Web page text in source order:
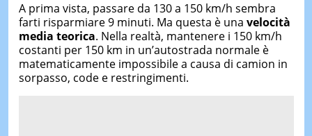
A prima vista, passare da 130 a 150 km/h sembra
farti risparmiare 9 minuti. Ma questa è una velocità
media teorica. Nella realtà, mantenere i 150 km/h
costanti per 150 km in un’autostrada normale è
matematicamente impossibile a causa di camion in
sorpasso, code e restringimenti.